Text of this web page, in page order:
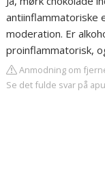
antiinflammatoriske
moderation. Er
proinflammatorisk,
Anmodning om
Se det fulde svar på